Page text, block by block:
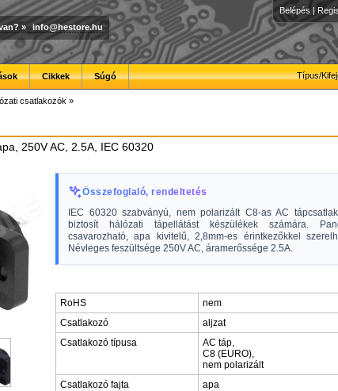
Belépés |
» info@hestore.hu
Típus/
Cikkek Súgó
csatlakozók »
250V AC, 2.5A, IEC 60320
Összefoglaló, rendeltetés
IEC 60320 szabványú, nem polarizált C8-as AC
biztosít hálózati tápellátást készülékek számára.
csavarozható, apa kivitelű, 2,8mm-es érintkezőkkel
Névleges feszültsége 250V AC, áramerőssége 2.5A.
RoHS
nem
Csatlakozó
aljzat
Csatlakozó típusa
AC táp,
C8 (EURO),
nem polarizált
Csatlakozó fajta
apa